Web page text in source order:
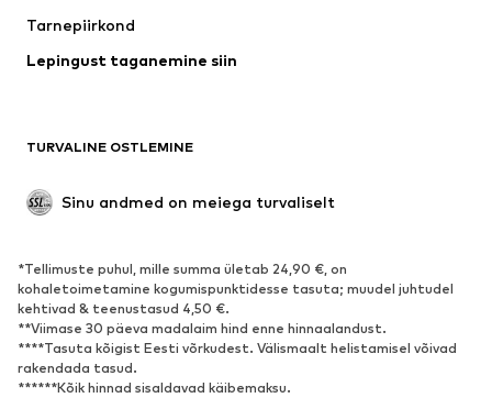
Pesu
Mantlid
Sündmused
JALANÕUD
Uus
Vabaaja jalanõud
Pahkluusaapad
Kontsasaapad ja -kingad
Saapad
Tarnepiirkond
Lepingust taganemine siin
TURVALINE OSTLEMINE
Sinu andmed on meiega turvaliselt
*Tellimuste puhul, mille summa ületab 24,90 €, on
kohaletoimetamine kogumispunktidesse tasuta; muudel juhtudel
kehtivad & teenustasud 4,50 €.
**Viimase 30 päeva madalaim hind enne hinnaalandust.
****Tasuta kõigist Eesti võrkudest. Välismaalt helistamisel võivad
rakendada tasud.
******Kõik hinnad sisaldavad käibemaksu.